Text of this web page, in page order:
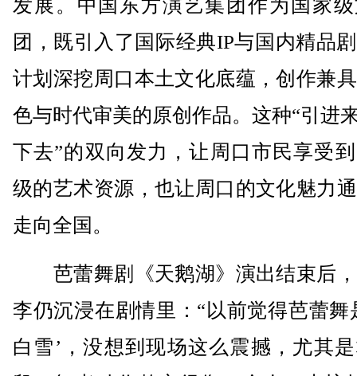
发展。中国东方演艺集团作为国家
团，既引入了国际经典IP与国内精品
计划深挖周口本土文化底蕴，创作兼
色与时代审美的原创作品。这种“引进
下去”的双向发力，让周口市民享受
级的艺术资源，也让周口的文化魅力
走向全国。
芭蕾舞剧《天鹅湖》演出结束后
李仍沉浸在剧情里：“以前觉得芭蕾舞
白雪’，没想到现场这么震撼，尤其